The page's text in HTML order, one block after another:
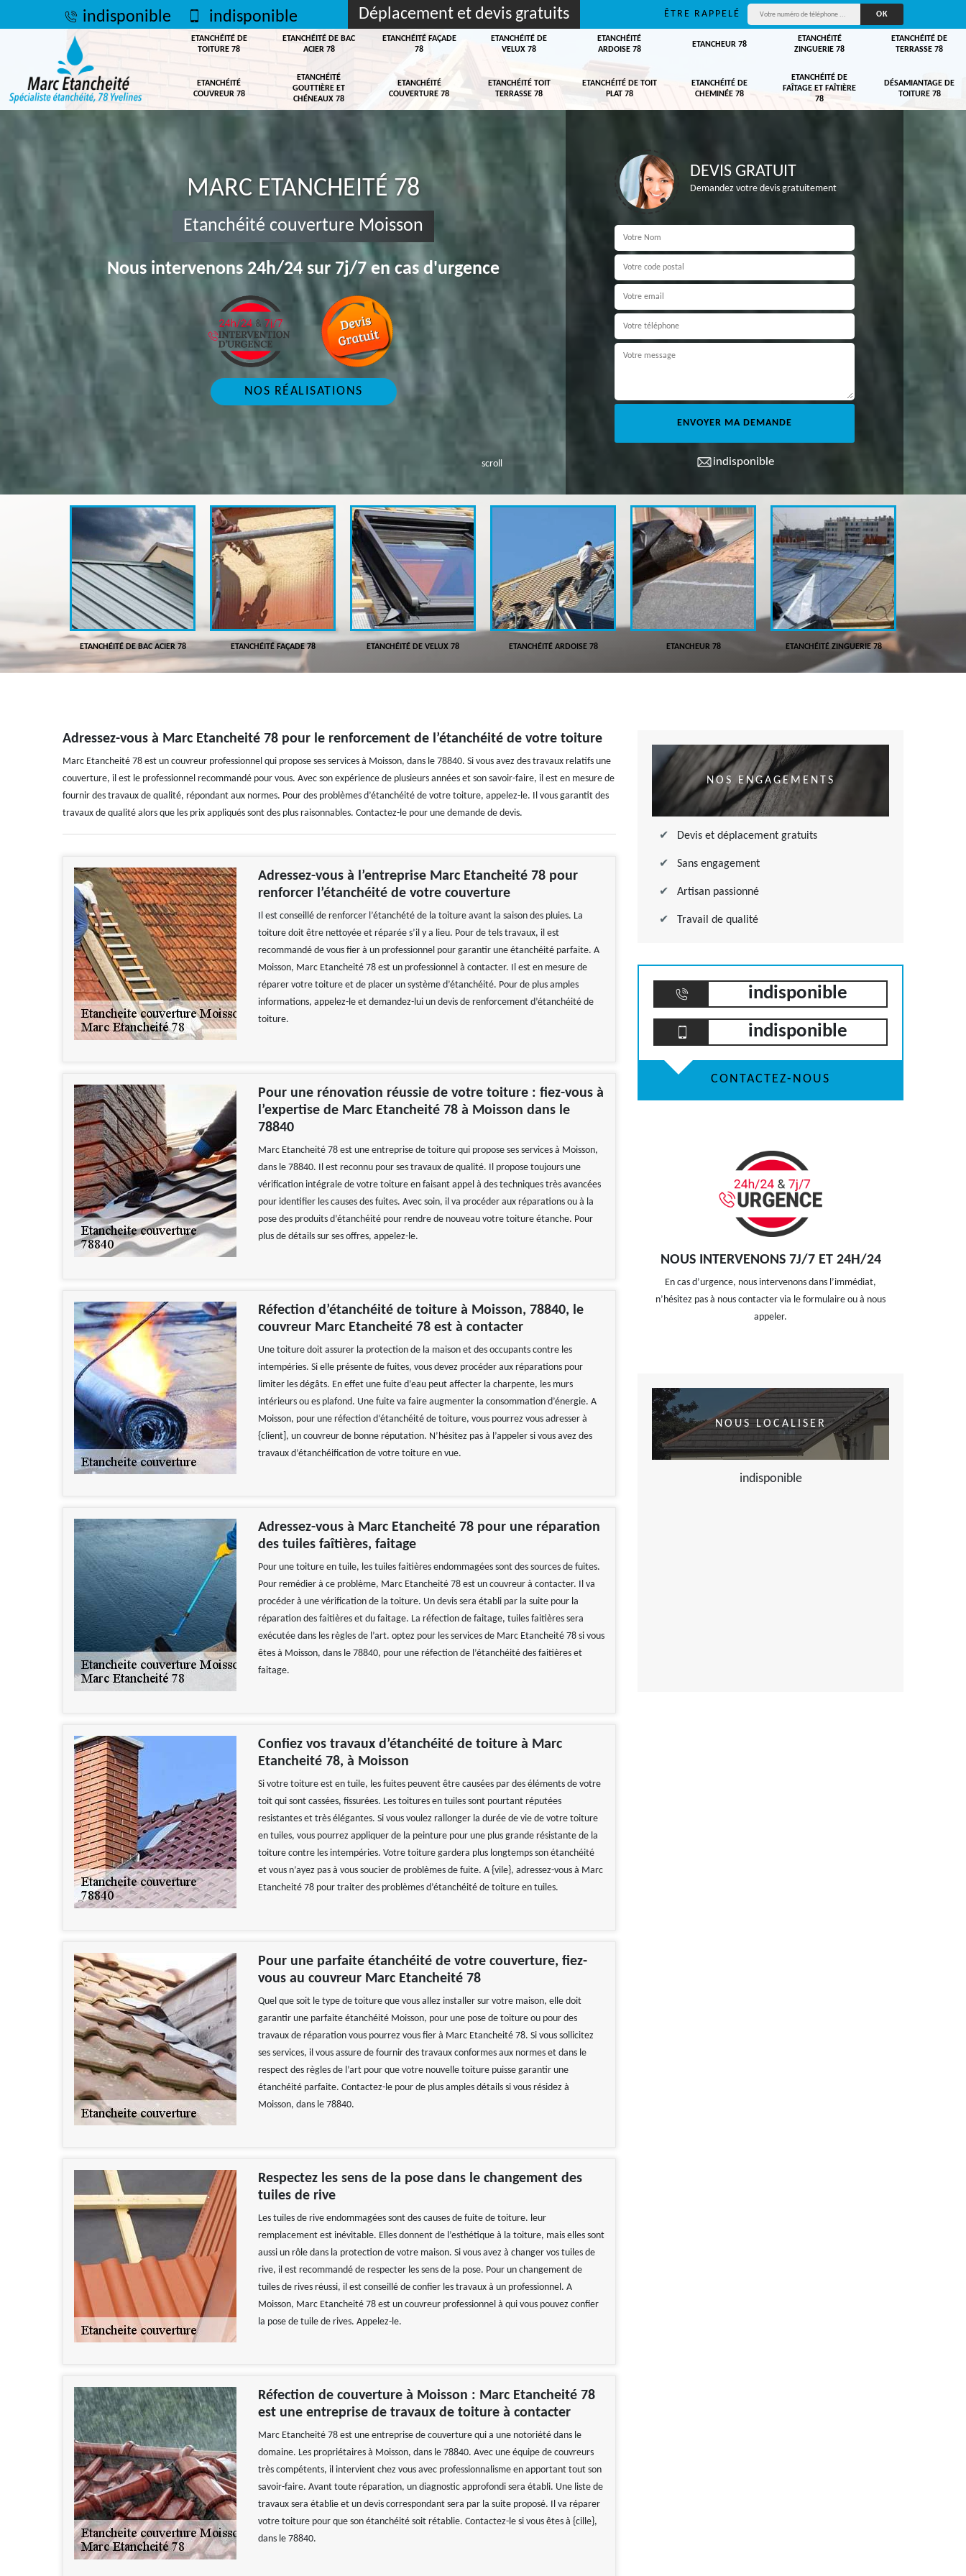
indisponible indisponible Déplacement et devis gratuits ÊTRE RAPPELÉ
ETANCHÉITÉ DE
TOITURE 78
ETANCHÉITÉ DE BAC
ACIER 78
ETANCHÉITÉ FAÇADE
78
ETANCHÉITÉ DE
VELUX 78
ETANCHÉITÉ
ARDOISE 78
ETANCHEUR 78
ETANCHÉITÉ
ZINGUERIE 78
ETANCHÉITÉ DE
TERRASSE 78
ETANCHÉITÉ
COUVREUR 78
ETANCHÉITÉ
GOUTTIÈRE ET
CHÉNEAUX 78
ETANCHÉITÉ
COUVERTURE 78
ETANCHÉITÉ TOIT
TERRASSE 78
ETANCHÉITÉ DE TOIT
PLAT 78
ETANCHÉITÉ DE
CHEMINÉE 78
ETANCHÉITÉ DE
FAÎTAGE ET FAÎTIÈRE
78
DÉSAMIANTAGE DE
TOITURE 78
scroll
MARC ETANCHEITÉ 78
Etanchéité couverture Moisson
Nous intervenons 24h/24 sur 7j/7 en cas d'urgence
NOS RÉALISATIONS
DEVIS GRATUIT
Demandez votre devis gratuitement
indisponible
78 ETANCHÉITÉ DE BAC ACIER 78 ETANCHÉITÉ FAÇADE 78 ETANCHÉITÉ DE VELUX 78 ETANCHÉITÉ ARDOISE 78 ETANCHEUR 78 ETANCHÉITÉ ZINGUERIE 78
Adressez-vous à Marc Etancheité 78 pour le renforcement de l’étanchéité de votre toiture
Marc Etancheité 78 est un couvreur professionnel qui propose ses services à Moisson, dans le 78840. Si vous avez des travaux relatifs une
couverture, il est le professionnel recommandé pour vous. Avec son expérience de plusieurs années et son savoir-faire, il est en mesure de
fournir des travaux de qualité, répondant aux normes. Pour des problèmes d’étanchéité de votre toiture, appelez-le. Il vous garantit des
travaux de qualité alors que les prix appliqués sont des plus raisonnables. Contactez-le pour une demande de devis.
Adressez-vous à l’entreprise Marc Etancheité 78 pour
renforcer l’étanchéité de votre couverture
Il est conseillé de renforcer l’étanchété de la toiture avant la saison des pluies. La
toiture doit être nettoyée et réparée s’il y a lieu. Pour de tels travaux, il est
recommandé de vous fier à un professionnel pour garantir une étanchéité parfaite. A
Moisson, Marc Etancheité 78 est un professionnel à contacter. Il est en mesure de
réparer votre toiture et de placer un système d’étanchéité. Pour de plus amples
informations, appelez-le et demandez-lui un devis de renforcement d’étanchéité de
toiture.
Pour une rénovation réussie de votre toiture : fiez-vous à
l’expertise de Marc Etancheité 78 à Moisson dans le
78840
Marc Etancheité 78 est une entreprise de toiture qui propose ses services à Moisson,
dans le 78840. Il est reconnu pour ses travaux de qualité. Il propose toujours une
vérification intégrale de votre toiture en faisant appel à des techniques très avancées
pour identifier les causes des fuites. Avec soin, il va procéder aux réparations ou à la
pose des produits d’étanchéité pour rendre de nouveau votre toiture étanche. Pour
plus de détails sur ses offres, appelez-le.
Réfection d’étanchéité de toiture à Moisson, 78840, le
couvreur Marc Etancheité 78 est à contacter
Une toiture doit assurer la protection de la maison et des occupants contre les
intempéries. Si elle présente de fuites, vous devez procéder aux réparations pour
limiter les dégâts. En effet une fuite d’eau peut affecter la charpente, les murs
intérieurs ou es plafond. Une fuite va faire augmenter la consommation d’énergie. A
Moisson, pour une réfection d‘étanchéité de toiture, vous pourrez vous adresser à
{client], un couvreur de bonne réputation. N’hésitez pas à l’appeler si vous avez des
travaux d’étanchéification de votre toiture en vue.
Adressez-vous à Marc Etancheité 78 pour une réparation
des tuiles faîtières, faitage
Pour une toiture en tuile, les tuiles faitières endommagées sont des sources de fuites.
Pour remédier à ce problème, Marc Etancheité 78 est un couvreur à contacter. Il va
procéder à une vérification de la toiture. Un devis sera établi par la suite pour la
réparation des faitières et du faitage. La réfection de faitage, tuiles faitières sera
exécutée dans les règles de l’art. optez pour les services de Marc Etancheité 78 si vous
êtes à Moisson, dans le 78840, pour une réfection de l’étanchéité des faitières et
faitage.
Confiez vos travaux d’étanchéité de toiture à Marc
Etancheité 78, à Moisson
Si votre toiture est en tuile, les fuites peuvent être causées par des éléments de votre
toit qui sont cassées, fissurées. Les toitures en tuiles sont pourtant réputées
resistantes et très élégantes. Si vous voulez rallonger la durée de vie de votre toiture
en tuiles, vous pourrez appliquer de la peinture pour une plus grande résistante de la
toiture contre les intempéries. Votre toiture gardera plus longtemps son étanchéité
et vous n’ayez pas à vous soucier de problèmes de fuite. A {vile}, adressez-vous à Marc
Etancheité 78 pour traiter des problèmes d’étanchéité de toiture en tuiles.
Pour une parfaite étanchéité de votre couverture, fiez-
vous au couvreur Marc Etancheité 78
Quel que soit le type de toiture que vous allez installer sur votre maison, elle doit
garantir une parfaite étanchéité Moisson, pour une pose de toiture ou pour des
travaux de réparation vous pourrez vous fier à Marc Etancheité 78. Si vous sollicitez
ses services, il vous assure de fournir des travaux conformes aux normes et dans le
respect des règles de l’art pour que votre nouvelle toiture puisse garantir une
étanchéité parfaite. Contactez-le pour de plus amples détails si vous résidez à
Moisson, dans le 78840.
Respectez les sens de la pose dans le changement des
tuiles de rive
Les tuiles de rive endommagées sont des causes de fuite de toiture. leur
remplacement est inévitable. Elles donnent de l’esthétique à la toiture, mais elles sont
aussi un rôle dans la protection de votre maison. Si vous avez à changer vos tuiles de
rive, il est recommandé de respecter les sens de la pose. Pour un changement de
tuiles de rives réussi, il est conseillé de confier les travaux à un professionnel. A
Moisson, Marc Etancheité 78 est un couvreur professionnel à qui vous pouvez confier
la pose de tuile de rives. Appelez-le.
Réfection de couverture à Moisson : Marc Etancheité 78
est une entreprise de travaux de toiture à contacter
Marc Etancheité 78 est une entreprise de couverture qui a une notoriété dans le
domaine. Les propriétaires à Moisson, dans le 78840. Avec une équipe de couvreurs
très compétents, il intervient chez vous avec professionnalisme en apportant tout son
savoir-faire. Avant toute réparation, un diagnostic approfondi sera établi. Une liste de
travaux sera établie et un devis correspondant sera par la suite proposé. Il va réparer
votre toiture pour que son étanchéité soit rétablie. Contactez-le si vous êtes à {cille},
dans le 78840.
NOS ENGAGEMENTS
Devis et déplacement gratuits
Sans engagement
Artisan passionné
Travail de qualité
indisponible
indisponible
CONTACTEZ-NOUS
NOUS INTERVENONS 7J/7 ET 24H/24
En cas d’urgence, nous intervenons dans l’immédiat,
n’hésitez pas à nous contacter via le formulaire ou à nous
appeler.
NOUS LOCALISER
indisponible